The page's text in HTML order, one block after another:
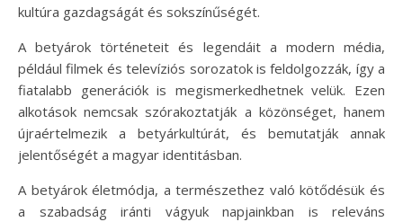
kultúra gazdagságát és sokszínűségét.
A betyárok történeteit és legendáit a modern média,
például filmek és televíziós sorozatok is feldolgozzák, így a
fiatalabb generációk is megismerkedhetnek velük. Ezen
alkotások nemcsak szórakoztatják a közönséget, hanem
újraértelmezik a betyárkultúrát, és bemutatják annak
jelentőségét a magyar identitásban.
A betyárok életmódja, a természethez való kötődésük és
a szabadság iránti vágyuk napjainkban is releváns